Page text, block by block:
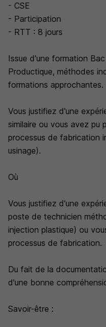
- CSE
- Participation
- RTT : 8 jours
Issue d'une formation
Productique, méthodes
formations approchantes.
Vous justifiez d'une
similaire ou vous avez pu
processus de fabrication
usinage).
Où
Vous justifiez d'une
poste de technicien
injection plastique) ou
processus de fabrication.
Du fait de la
d'une bonne
Savoir-être :